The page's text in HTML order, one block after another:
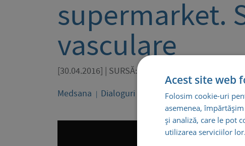
supermarket.
vasculare
[30.04.2016] | SURSĂ: Știrile ProTV
Medsana
Dialoguri cu specialiștii Medsana
Acest site web
Folosim cookie-uri
asemenea,
și analiză, care le pot
utilizarea serviciilor lor.